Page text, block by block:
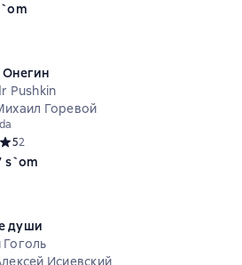
Онегин
Pushkin
Горевой
Средний рейтинг 5 на основе 2 оценок
52
s`om
души
Исиевский